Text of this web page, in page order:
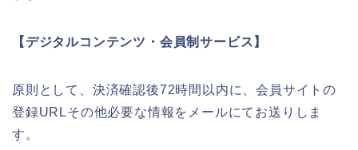
【デジタルコンテンツ・会員制サービス】
原則として、決済確認後72時間以内に、会員サイトの
登録URLその他必要な情報をメールにてお送りしま
す。